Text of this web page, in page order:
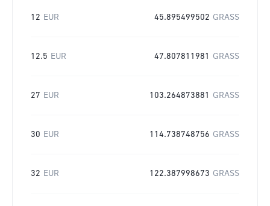
12 EUR 45.895499502 GRASS
12.5 EUR 47.807811981 GRASS
27 EUR 103.264873881 GRASS
30 EUR 114.738748756 GRASS
32 EUR 122.387998673 GRASS